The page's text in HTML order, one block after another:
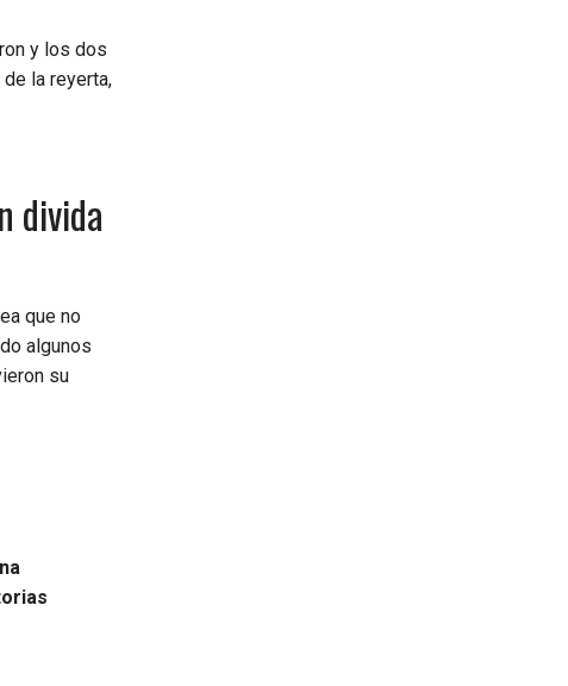
y los dos
la reyerta,
divida
que no
algunos
su